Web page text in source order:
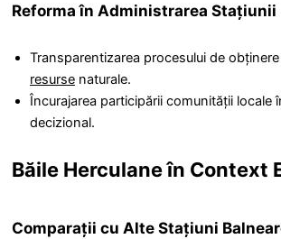
Reforma în Administrarea Stațiunii
Transparentizarea procesului de
resurse naturale.
Încurajarea participării comunității locale
decizional.
Băile Herculane în Context
Comparații cu Alte Stațiuni